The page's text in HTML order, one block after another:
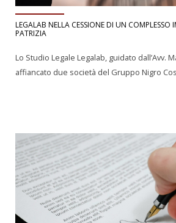
LEGALAB NELLA CESSIONE DI UN
PATRIZIA
Lo Studio Legale Legalab, guidato dall’Avv.
affiancato due società del Gruppo Nigro